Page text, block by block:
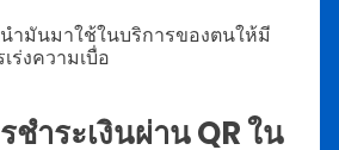
ำมันมาใช้ในบริการของตนให้มี
ร่งความเบื่อ
ชำระเงินผ่าน QR ใน